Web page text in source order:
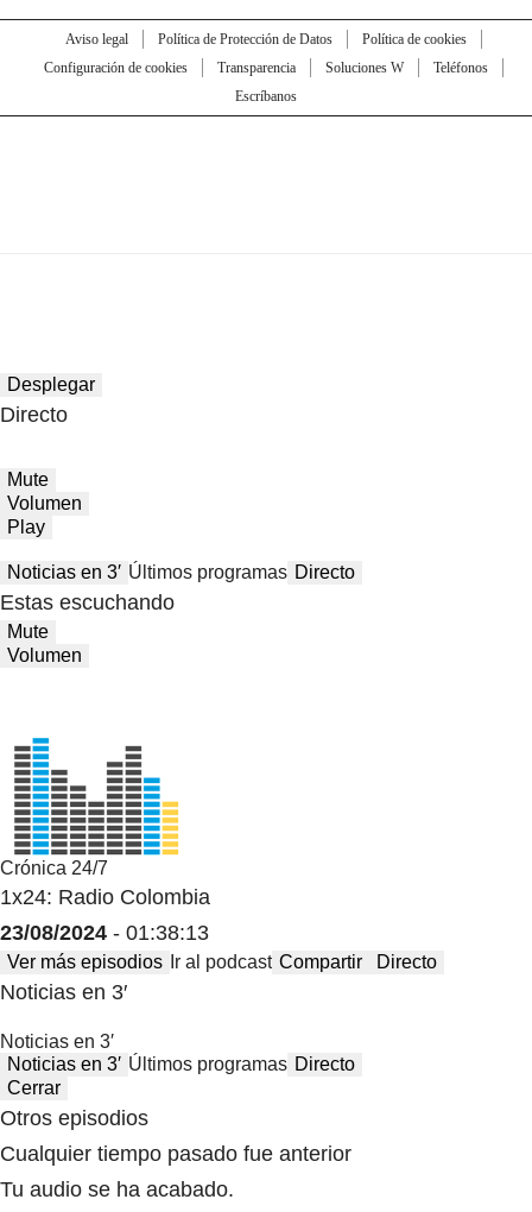
Aviso legal Política de Protección de Datos
Política de cookies
Configuración de cookies
Transparencia Soluciones W
Teléfonos
Escríbanos
Desplegar
Directo
Mute
Volumen
Play
Noticias en 3′ Últimos programas Directo
Estas escuchando
Mute
Volumen
Crónica 24/7
1x24: Radio Colombia
23/08/2024 - 01:38:13
Ver más episodios Ir al podcast Compartir Directo
Noticias en 3′
Noticias en 3′
Noticias en 3′ Últimos programas Directo
Cerrar
Otros episodios
Cualquier tiempo pasado fue anterior
Tu audio se ha acabado.